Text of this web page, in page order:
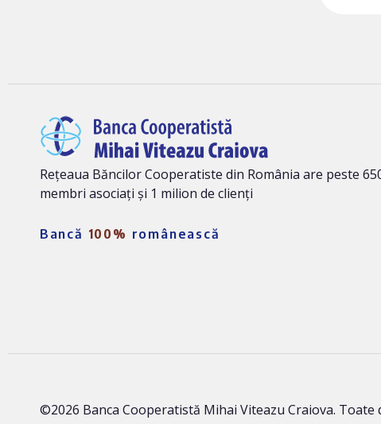
Rețeaua Băncilor Cooperatiste din România are peste
membri asociați și 1 milion de clienți
Bancă 100% românească
©2026 Banca Cooperatistă Mihai Viteazu Craiova.